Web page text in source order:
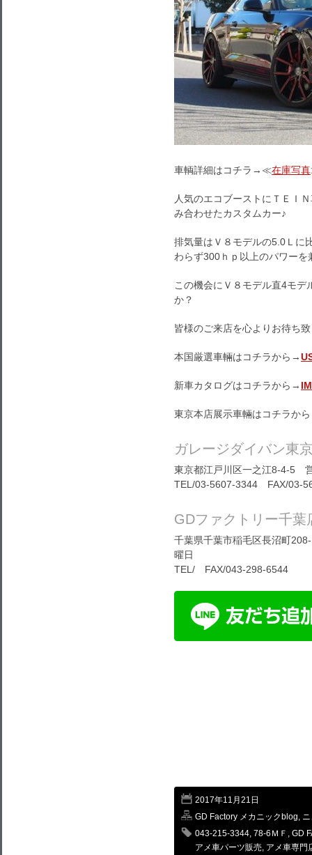
車輌詳細はコチラ→≪在庫写真
人気のエコブーストにＴＥＩ
み合わせたカスタムカー♪
排気量はＶ８モデルの5.0Ｌ
わらず300ｈｐ以上のパワーを
この機会にＶ８モデル直4モデ
か？
皆様のご来店を心よりお待ち
本国厳選車輛はコチラから→
新車カタログはコチラから→
東京本店展示車輛はコチラか
ガレージダイバン東
東京都江戸川区一之江8-4-5
TEL/03-5607-3344 FAX/03-
GDファクトリー千葉
千葉県千葉市稲毛区長沼町
曜日
TEL/ FAX/043-298-6544
2017年11月21日
GD Factory メカニックblog,
043-215-3344, 78-6ＭＦ , GD
アメ車パーツ販売, アメ車専門